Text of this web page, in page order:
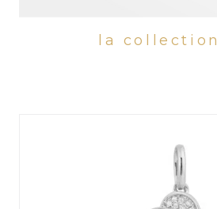
la collection